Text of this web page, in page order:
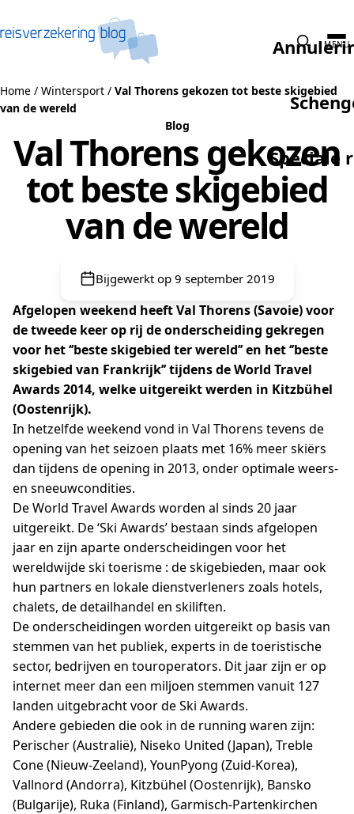
Speciale
MENU
Home / Wintersport / Val Thorens gekozen tot beste skigebied
van de wereld
Blog
Val Thorens gekozen
tot beste skigebied
van de wereld
Bijgewerkt op 9 september 2019
Afgelopen weekend heeft Val Thorens (Savoie) voor
de tweede keer op rij de onderscheiding gekregen
voor het ‘’beste skigebied ter wereld’’ en het ‘’beste
skigebied van Frankrijk’’ tijdens de World Travel
Awards 2014, welke uitgereikt werden in Kitzbühel
(Oostenrijk).
In hetzelfde weekend vond in Val Thorens tevens de
opening van het seizoen plaats met 16% meer skiërs
dan tijdens de opening in 2013, onder optimale weers-
en sneeuwcondities.
De World Travel Awards worden al sinds 20 jaar
uitgereikt. De ‘Ski Awards’ bestaan sinds afgelopen
jaar en zijn aparte onderscheidingen voor het
wereldwijde ski toerisme : de skigebieden, maar ook
hun partners en lokale dienstverleners zoals hotels,
chalets, de detailhandel en skiliften.
De onderscheidingen worden uitgereikt op basis van
stemmen van het publiek, experts in de toeristische
sector, bedrijven en touroperators. Dit jaar zijn er op
internet meer dan een miljoen stemmen vanuit 127
landen uitgebracht voor de Ski Awards.
Andere gebieden die ook in de running waren zijn:
Perischer (Australië), Niseko United (Japan), Treble
Cone (Nieuw-Zeeland), YounPyong (Zuid-Korea),
Vallnord (Andorra), Kitzbühel (Oostenrijk), Bansko
(Bulgarije), Ruka (Finland), Garmisch-Partenkirchen